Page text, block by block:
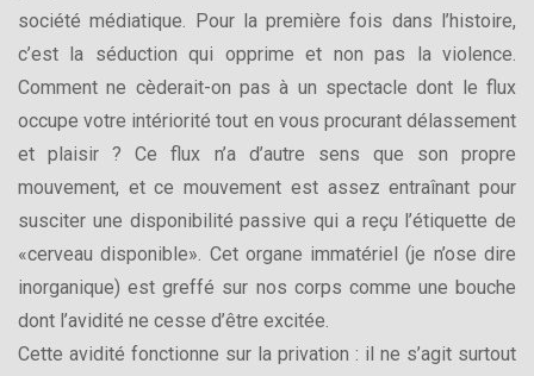
société médiatique. Pour la première fois dans l’histoire,
c’est la séduction qui opprime et non pas la violence.
Comment ne cèderait-on pas à un spectacle dont le flux
occupe votre intériorité tout en vous procurant délassement
et plaisir ? Ce flux n’a d’autre sens que son propre
mouvement, et ce mouvement est assez entraînant pour
susciter une disponibilité passive qui a reçu l’étiquette de
«cerveau disponible». Cet organe immatériel (je n’ose dire
inorganique) est greffé sur nos corps comme une bouche
dont l’avidité ne cesse d’être excitée.
Cette avidité fonctionne sur la privation : il ne s’agit surtout